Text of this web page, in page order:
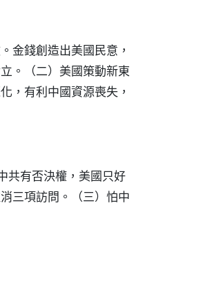
金錢創造出美國民意，
。（二）美國策動新東
，有利中國資源喪失，
共有否決權，美國只好
三項訪問。（三）怕中